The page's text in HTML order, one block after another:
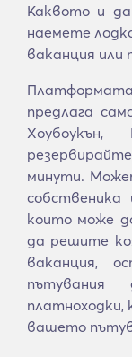
Каквото и
наемете
ваканция или
предлага
минути.
собственика
които може
да решите
ваканция,
пътувания
вашето